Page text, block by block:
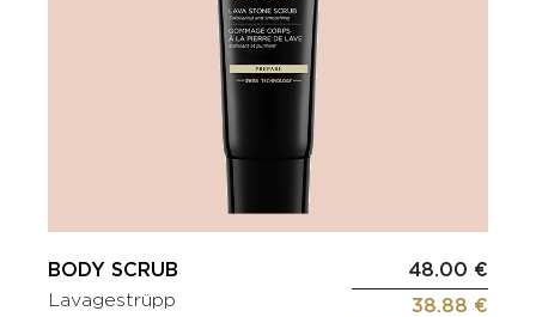
BODY SCRUB
Lavagestrüpp
48.00 €
38.88 €